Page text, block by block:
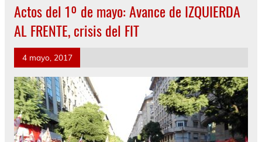
Actos del 1º de mayo: Avance de IZQUIERDA
AL FRENTE, crisis del FIT
4 mayo, 2017